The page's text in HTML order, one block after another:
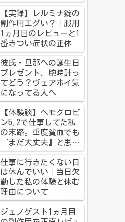
ち？本音比較！
【実録】レルミナ錠の
副作用エグい？｜服用
1ヵ月目のレビューと1
番きつい症状の正体
彼氏・旦那への誕生日
プレゼント、腕時計っ
てどう？ヴェアホイ気
になってる人へ
【体験談】ヘモグロビ
ン5.2で仕事してた私
の末路。重度貧血でも
『まだ大丈夫』と思う
人のための警告
仕事に行きたくない日
は休んでいい｜当日欠
勤した私の体験と休む
理由について
ジェノゲスト1ヵ月目